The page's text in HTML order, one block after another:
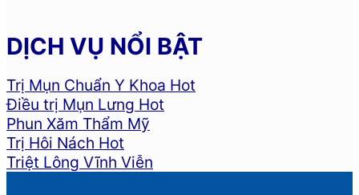
DỊCH VỤ NỔI BẬT
Trị Mụn Chuẩn Y Khoa
Điều trị Mụn Lưng
Phun Xăm Thẩm Mỹ
Trị Hôi Nách
Triệt Lông Vĩnh Viễn